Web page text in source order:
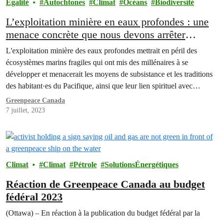
Égalité Autochtones Climat Océans Biodiversité
L’exploitation minière en eaux profondes : une
menace concrète que nous devons arrêter
maintenant
L'exploitation minière des eaux profondes mettrait en péril des
écosystèmes marins fragiles qui ont mis des millénaires à se
développer et menacerait les moyens de subsistance et les traditions
des habitant·es du Pacifique, ainsi que leur lien spirituel avec
l'océan.
Greenpeace Canada
7 juillet, 2023
Climat Climat Pétrole SolutionsÉnergétiques
Réaction de Greenpeace Canada au budget
fédéral 2023
(Ottawa) – En réaction à la publication du budget fédéral par la